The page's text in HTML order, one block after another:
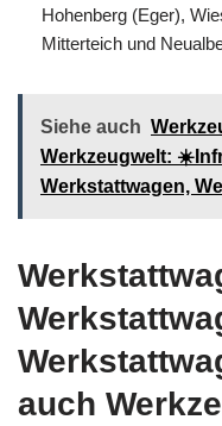
Hohenberg (Eger),
Mitterteich und
Siehe auch
Werkzeugwelt:
Werkstattwagen,
auch